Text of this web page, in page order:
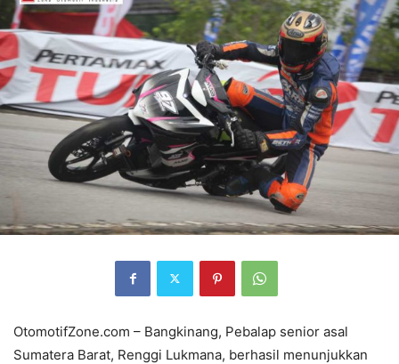
OtomotifZone.com – Bangkinang, Pebalap senior asal
Sumatera Barat, Renggi Lukmana, berhasil menunjukkan